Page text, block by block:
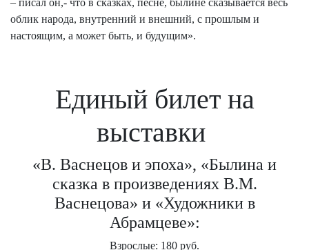
– писал он,- что в сказках, песне, былине сказывается весь
облик народа, внутренний и внешний, с прошлым и
настоящим, а может быть, и будущим».
Единый билет на
выставки
«В. Васнецов и эпоха», «Былина и
сказка в произведениях В.М.
Васнецова» и «Художники в
Абрамцеве»:
Взрослые: 180 руб.